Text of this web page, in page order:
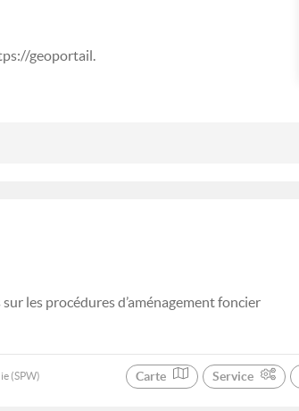
geoportail.
les procédures d’aménagement foncier
(SPW) Carte Service